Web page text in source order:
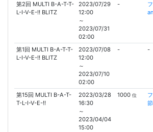
第2回 MULTI B-A-T-T-
L-I-V-E-!! BLITZ
2023/07/29
12:00
～
2023/07/31
02:00
-
第1回 MULTI B-A-T-T-
L-I-V-E-!! BLITZ
2023/07/08
12:00
～
2023/07/10
02:00
- -
第15回 MULTI B-A-T-
T-L-I-V-E-!!
2023/03/28
16:30
～
2023/04/04
15:00
1000位
節